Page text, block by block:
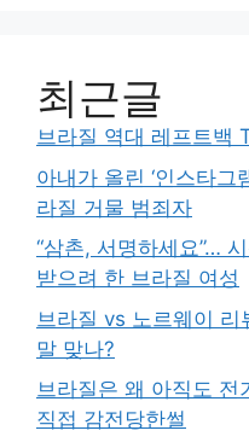
최근글
브라질 역대 레프트백
아내가 올린 ‘인스타그
라질 거물 범죄자
“삼촌, 서명하세요”…
받으려 한 브라질 여성
브라질 vs 노르웨이
말 맞나?
브라질은 왜 아직도 전
직접 감전당한썰